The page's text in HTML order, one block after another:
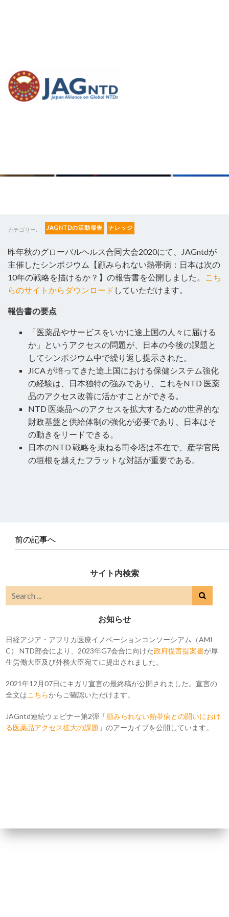
報告書公開 - シンポジ
ウム【顧みられない熱
カテゴリー: JAGNTDの活動報告 ナレッジ
昨年秋のグローバルヘルス合同大会2020にて、JAGntdが
主催したシンポジウム【顧みられない熱帯病：日本は次の
10年の戦略を描けるか？】の報告書を公開しました。
こち
らのサイトからダウンロード していただけます。
報告書の要点
「医薬品やサービスをいかに途上国の人々に届ける
か」というアクセスの問題が、日本の今後の課題と
してシンポジウム中で繰り返し提示された。
JICA が培ってきた途上国における保健システム強化
の経験は、日本独特の強みであり、これをNTD 医薬
品のアクセス改善に活かすことができる。
NTD 医薬品へのアクセスを拡大するための世界的な
財政基盤と供給体制の強化が必要であり、日本はそ
の動きをリードできる。
日本のNTD 戦略を束ねる司令塔は不在で、産学官民
の垣根を越えたフラットな対話が重要である。
前の記事へ
サイト内検索
お知らせ
日経アジア・アフリカ医療イノベーションコンソーシアム（AMI
C） NTD部会により、2023年G7会合に向けた政府提言提案書が厚
生労働大臣及び外務大臣宛てに提出されました。
2021年12月07日にキガリ宣言の最終稿が公開されました。宣言の
全文はこちらからご確認いただけます。
JAGntd連続ウェビナー第2弾「顧みられない熱帯病との闘いにおけ
る医薬品アクセス拡大の課題 」のアーカイブを公開しています。